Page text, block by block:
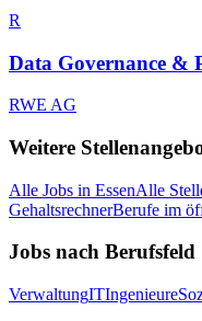
R
Data Governance &
RWE AG
Weitere
Alle Jobs in EssenAlle
GehaltsrechnerBerufe im
Jobs nach Berufsfeld
VerwaltungITIngenieure